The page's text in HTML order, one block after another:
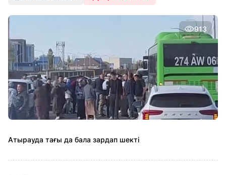
913
Атырауда тағы да бала зардап шекті